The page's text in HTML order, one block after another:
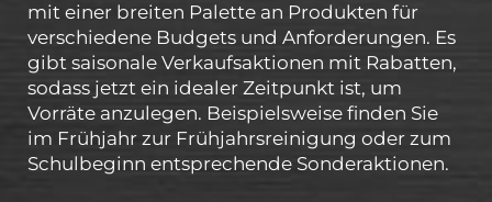
mit einer breiten Palette an Produkten für
verschiedene Budgets und Anforderungen. Es
gibt saisonale Verkaufsaktionen mit Rabatten,
sodass jetzt ein idealer Zeitpunkt ist, um
Vorräte anzulegen. Beispielsweise finden Sie
im Frühjahr zur Frühjahrsreinigung oder zum
Schulbeginn entsprechende Sonderaktionen.